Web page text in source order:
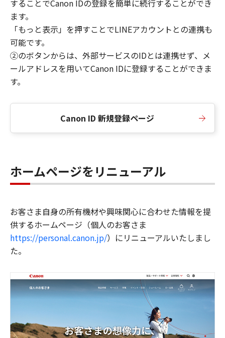
することでCanon IDの登録を簡単に続行することができ
ます。
「もっと表示」を押すことでLINEアカウントとの連携も
可能です。
②のボタンからは、外部サービスのIDとは連携せず、メ
ールアドレスを用いてCanon IDに登録することができま
す。
Canon ID 新規登録ページ
ホームページをリニューアル
お客さま自身の所有機材や興味関心に合わせた情報を提
供するホームページ（個人のお客さま
https://personal.canon.jp/）にリニューアルいたしまし
た。